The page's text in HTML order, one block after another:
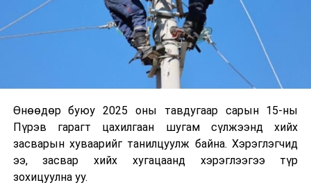
Өнөөдөр буюу 2025 оны тавдугаар сарын 15-ны
Пүрэв гарагт цахилгаан шугам сүлжээнд хийх
засварын хуваарийг танилцуулж байна. Хэрэглэгчид
ээ, засвар хийх хугацаанд хэрэглээгээ түр
зохицуулна уу.